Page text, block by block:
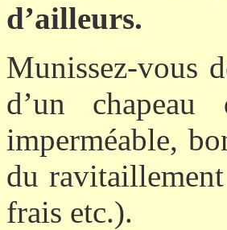
d’ailleurs.
Munissez-vous
d’un
imperméable,
du
frais etc.).